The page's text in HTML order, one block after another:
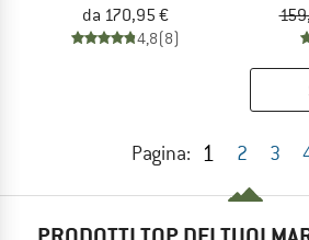
da 170,95 €
4,8(8)
Pagina: 1 2 3